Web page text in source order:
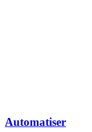
Automatiser